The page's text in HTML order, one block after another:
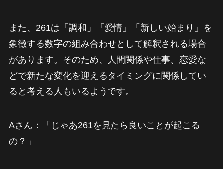
また、261は「調和」「愛情」「新しい始まり」を
象徴する数字の組み合わせとして解釈される場合
があります。そのため、人間関係や仕事、恋愛な
どで新たな変化を迎えるタイミングに関係してい
ると考える人もいるようです。
Aさん：「じゃあ261を見たら良いことが起こる
の？」